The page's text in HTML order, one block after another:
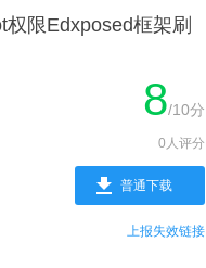
限Edxposed框架刷
8/10分
0人评分
普通下载
上报失效链接